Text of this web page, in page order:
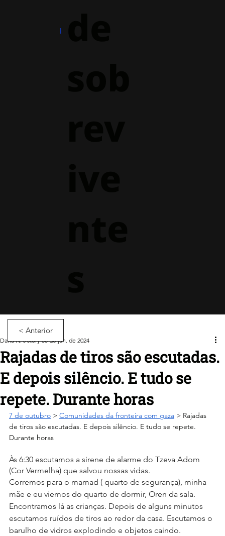
Rajadas de tiros são escutadas.
E depois silêncio. E tudo se
repete. Durante horas
Dana N.'s story 30 de jan. de 2024
7 de outubro > Comunidades da fronteira com gaza > Rajadas
de tiros são escutadas. E depois silêncio. E tudo se repete.
Durante horas
Às 6:30 escutamos a sirene de alarme do Tzeva Adom
(Cor Vermelha) que salvou nossas vidas.
Corremos para o mamad ( quarto de segurança), minha
mãe e eu viemos do quarto de dormir, Oren da sala.
Encontramos lá as crianças. Depois de alguns minutos
escutamos ruídos de tiros ao redor da casa. Escutamos o
barulho de vidros explodindo e objetos caindo.
< Anterior